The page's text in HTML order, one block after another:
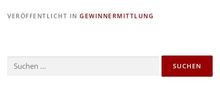
VERÖFFENTLICHT IN GEWINNERMITTLUNG